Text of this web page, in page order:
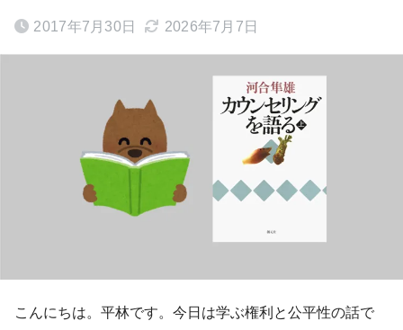
2017年7月30日 2026年7月7日
こんにちは。平林です。今日は学ぶ権利と公平性の話で